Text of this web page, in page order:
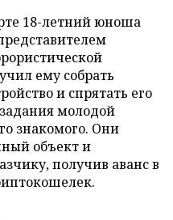
18-летний юноша
ему собрать
и спрятать его
молодой
знакомого. Они
объект и
получив аванс в